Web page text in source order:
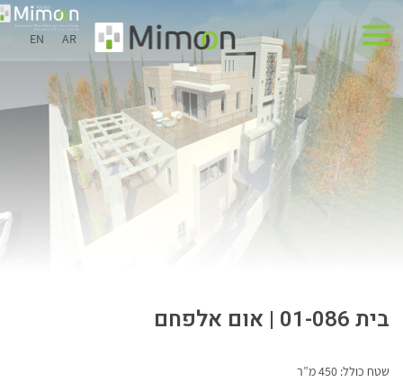
AR
EN
בית 01-086 | אום אלפחם
שטח כולל: 450 מ”ר